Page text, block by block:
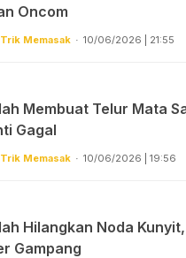
Oncom
Memasak 10/06/2026 | 21:55
Membuat Telur Mata
Gagal
Memasak 10/06/2026 | 19:56
Hilangkan Noda Kunyit,
Gampang